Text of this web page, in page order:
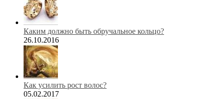
Каким должно быть обручальное кольцо?
26.10.2016
Как усилить рост волос?
05.02.2017